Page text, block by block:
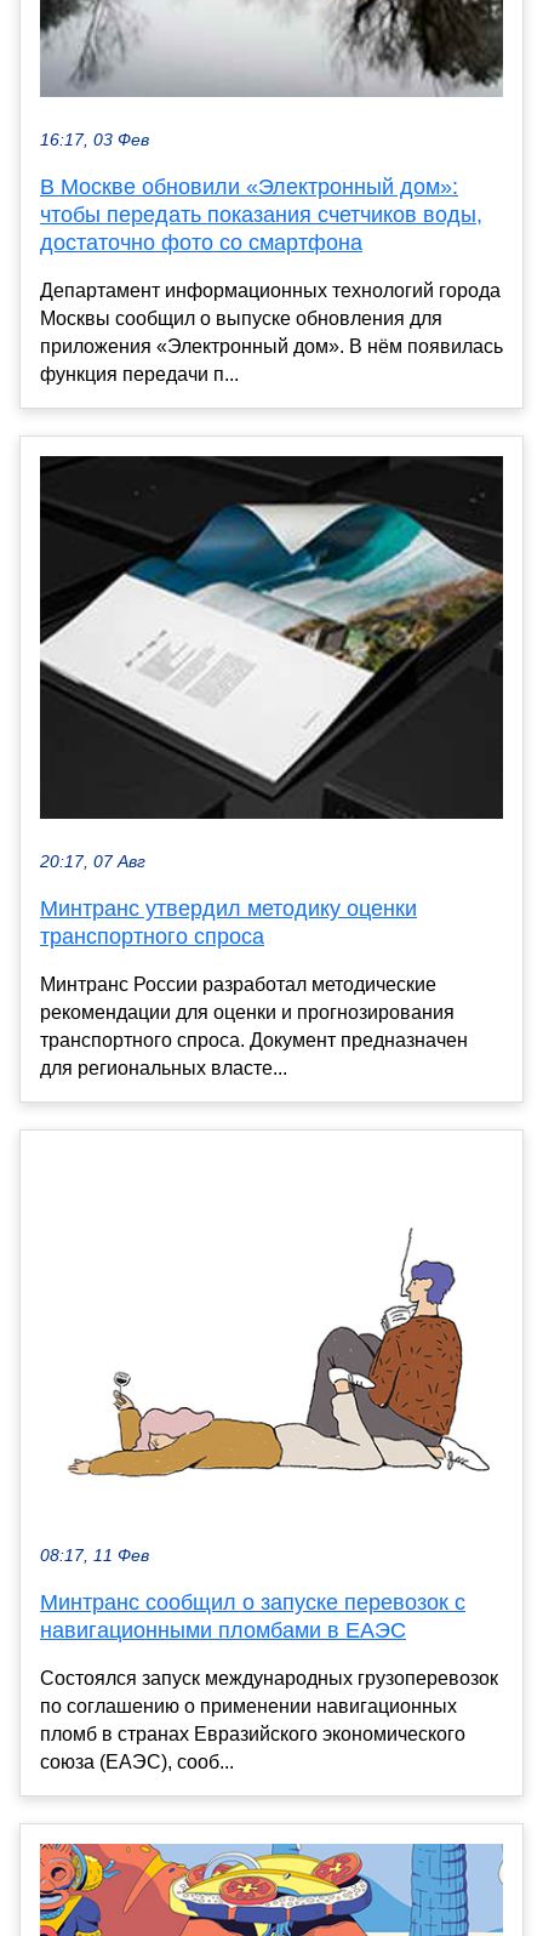
16:17, 03 Фев
В Москве обновили «Электронный дом»:
чтобы передать показания счетчиков воды,
достаточно фото со смартфона
Департамент информационных технологий города
Москвы сообщил о выпуске обновления для
приложения «Электронный дом». В нём появилась
функция передачи п...
20:17, 07 Авг
Минтранс утвердил методику оценки
транспортного спроса
Минтранс России разработал методические
рекомендации для оценки и прогнозирования
транспортного спроса. Документ предназначен
для региональных власте...
08:17, 11 Фев
Минтранс сообщил о запуске перевозок с
навигационными пломбами в ЕАЭС
Состоялся запуск международных грузоперевозок
по соглашению о применении навигационных
пломб в странах Евразийского экономического
союза (ЕАЭС), сооб...